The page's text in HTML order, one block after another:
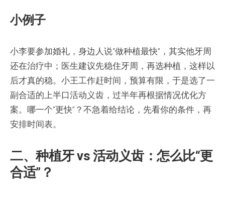
小例子
小李要参加婚礼，身边人说“做种植最快”，其实他牙周
还在治疗中；医生建议先稳住牙周，再选种植，这样以
后才真的稳。小王工作赶时间，预算有限，于是选了一
副合适的上半口活动义齿，过半年再根据情况优化方
案。哪一个“更快”？不急着给结论，先看你的条件，再
安排时间表。
二、种植牙 vs 活动义齿：怎么比“更
合适”？